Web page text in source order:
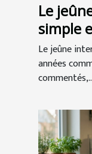
Le
simple
vraie
Le jeûne
années